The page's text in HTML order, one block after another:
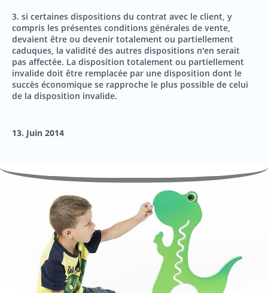
3. si certaines dispositions du contrat avec le client, y
compris les présentes conditions générales de vente,
devaient être ou devenir totalement ou partiellement
caduques, la validité des autres dispositions n'en serait
pas affectée. La disposition totalement ou partiellement
invalide doit être remplacée par une disposition dont le
succès économique se rapproche le plus possible de celui
de la disposition invalide.
13. Juin 2014